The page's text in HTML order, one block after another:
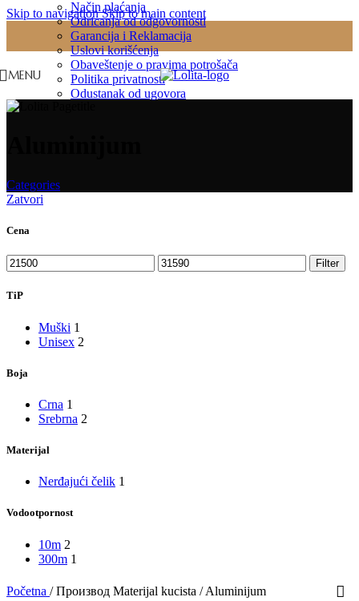
Skip to navigationSkip to main content
Način plaćanja
Odricanja od odgovornosti
Garancija i Reklamacija
Uslovi korišćenja
Obaveštenje o pravima potrošača
Politika privatnosti
Odustanak od ugovora
MENU
Categories
Zatvori
Cena
Minimalna
cena
Maksimalna
cena
Filter
TiP
Muški 1
Unisex 2
Boja
Crna 1
Srebrna 2
Materijal
Nerđajući čelik 1
Vodootpornost
10m 2
300m 1
Početna / Производ Materijal kucista / Aluminijum